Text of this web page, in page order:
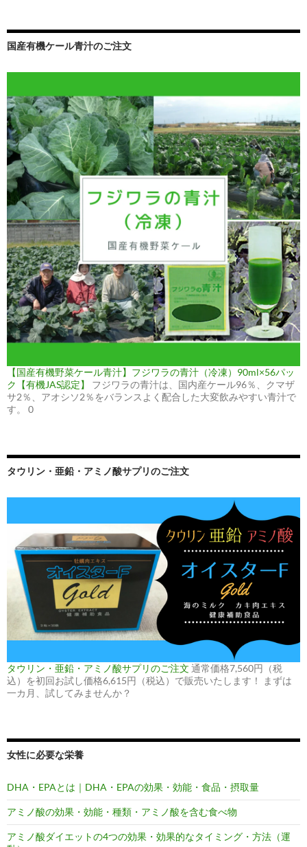
国産有機ケール青汁のご注文
【国産有機野菜ケール青汁】フジワラの青汁（冷凍）90ml×56パッ
ク【有機JAS認定】
フジワラの青汁は、国内産ケール96％、クマザ
サ2％、アオシソ2％をバランスよく配合した大変飲みやすい青汁で
す。 0
タウリン・亜鉛・アミノ酸サプリのご注文
タウリン・亜鉛・アミノ酸サプリのご注文 通常価格7,560円（税
込）を初回お試し価格6,615円（税込）で販売いたします！ まずは
一カ月、試してみませんか？
女性に必要な栄養
DHA・EPAとは｜DHA・EPAの効果・効能・食品・摂取量
アミノ酸の効果・効能・種類・アミノ酸を含む食べ物
アミノ酸ダイエットの4つの効果・効果的なタイミング・方法（運